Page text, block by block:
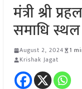
मंत्री श्री
समाधि स्थल
August 2, 2024 1
Krishak Jagat